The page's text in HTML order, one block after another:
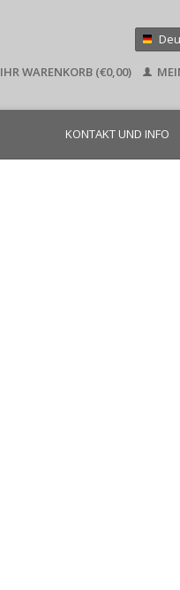
IHR WARENKORB (€0,00)
KONTAKT UND INFO